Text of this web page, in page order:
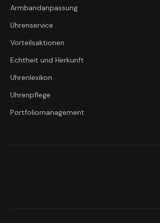
Armbandanpassung
Uhrenservice
Vorteilsaktionen
Echtheit und Herkunft
Uhrenlexikon
Uhrenpflege
Portfoliomanagement